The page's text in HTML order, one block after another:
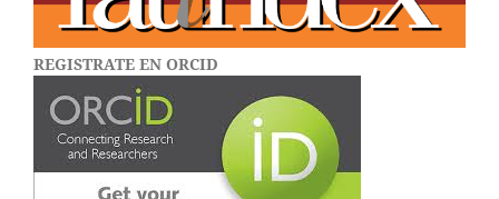
REGISTRATE EN ORCID